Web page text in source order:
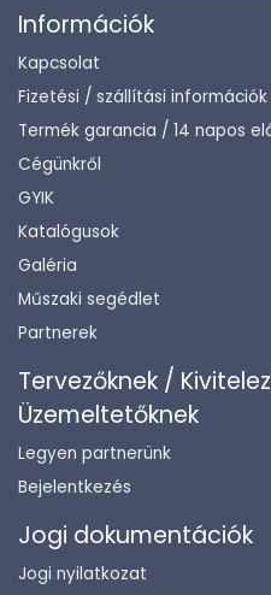
Információk
Kapcsolat
Fizetési / szállítási információk
Termék garancia / 14 napos
Cégünkről
GYIK
Katalógusok
Galéria
Műszaki segédlet
Partnerek
Tervezőknek /
Üzemeltetőknek
Legyen partnerünk
Bejelentkezés
Jogi dokumentációk
Jogi nyilatkozat